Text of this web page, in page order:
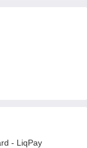
- LiqPay